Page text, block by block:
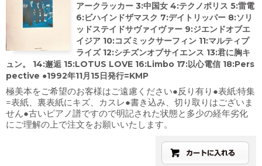
アークラッカー 3:中国女 4:テクノポリス 5:雷電
6:ビハインドザマスク 7:デイトリッパー 8:ソリ
ッドステイドサヴァイヴァー 9:ジエンドオブエ
イジア 10:コズミックサーフィン 11:マルティプ
ライズ 12:シチズンオブサイエンス 13:君に胸キ
ュン。 14:邂逅 15:LOTUS LOVE 16:Limbo 17:以心電信 18:Pers
pective ●1992年11月15日発行=KMP
極美本をご希望のお客様はご遠慮ください●反り有り●表紙:特集
=表紙、裏表紙にキズ、カスレ●書き込み、切り取りはございま
せん●古いピアノ譜ですので明記された状態と多少の経年劣化
にご理解の上で注文をお願いいたします。